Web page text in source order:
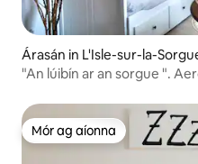
Árasán in L'Isle-sur-la-
"An lúibín ar an sorgue ".
Mór ag aíonna
Mór ag aíonna